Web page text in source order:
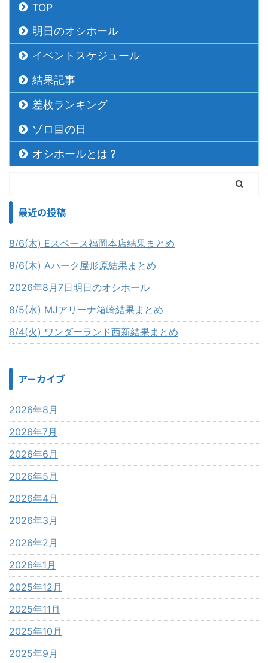
TOP
明日のオシホール
イベントスケジュール
結果記事
差枚ランキング
ゾロ目の日
オシホールとは？
最近の投稿
8/6(木) Eスペース福岡本店結果まとめ
8/6(木) Aパーク屋形原結果まとめ
2026年8月7日明日のオシホール
8/5(水) MJアリーナ箱崎結果まとめ
8/4(火) ワンダーランド西新結果まとめ
アーカイブ
2026年8月
2026年7月
2026年6月
2026年5月
2026年4月
2026年3月
2026年2月
2026年1月
2025年12月
2025年11月
2025年10月
2025年9月